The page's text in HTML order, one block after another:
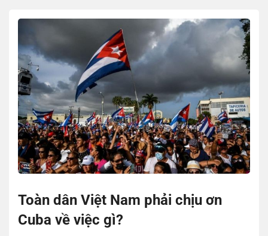
Toàn dân Việt Nam phải chịu ơn
Cuba về việc gì?